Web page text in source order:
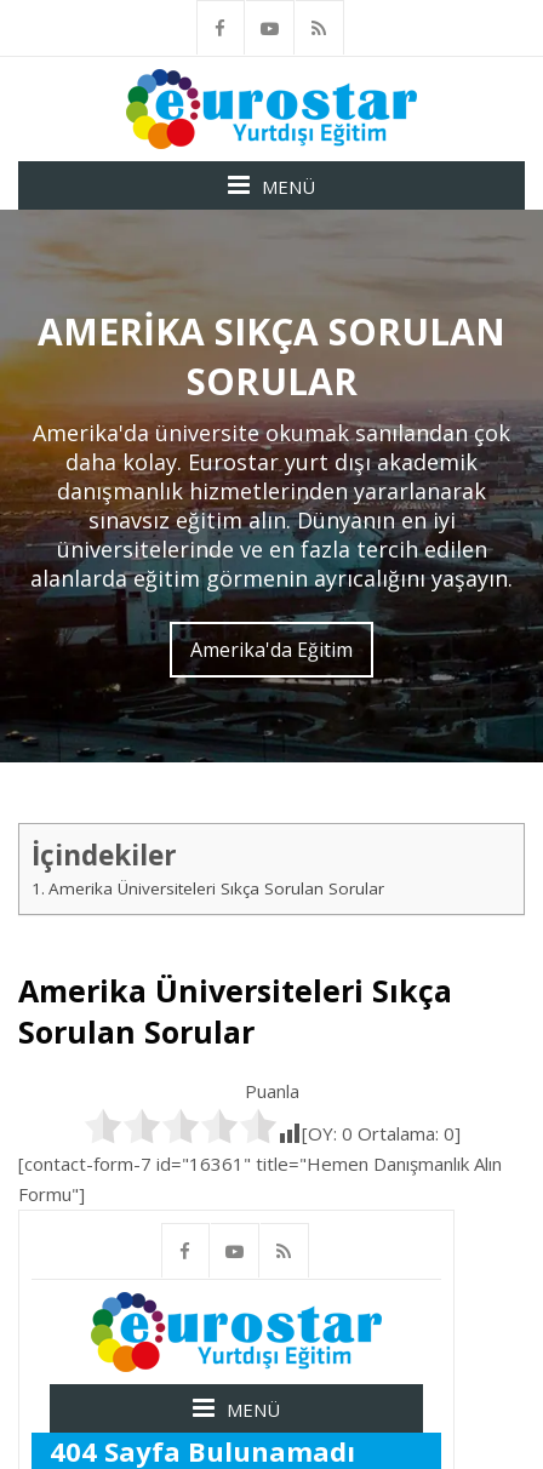
MENÜ
AMERIKA SIKÇA SORULAN
SORULAR
Amerika'da üniversite okumak sanılandan çok
daha kolay. Eurostar yurt dışı akademik
danışmanlık hizmetlerinden yararlanarak
sınavsız eğitim alın. Dünyanın en iyi
üniversitelerinde ve en fazla tercih edilen
alanlarda eğitim görmenin ayrıcalığını yaşayın.
Amerika'da Eğitim
İçindekiler
Amerika Üniversiteleri Sıkça Sorulan Sorular
Amerika Üniversiteleri Sıkça
Sorulan Sorular
Puanla
[OY: 0 Ortalama: 0]
[contact-form-7 id="16361" title="Hemen Danışmanlık Alın
Formu"]